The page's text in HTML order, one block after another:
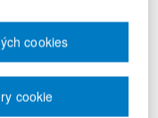
se zveřejněním jména
jako dalšího v
v tiskových
soutez.dauc.cz, v
cookies
cookie